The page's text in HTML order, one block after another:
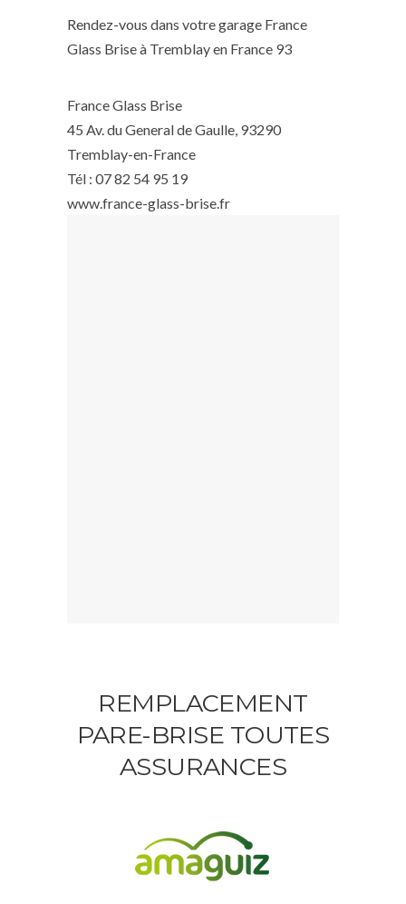
Rendez-vous dans votre garage France
Glass Brise à Tremblay en France 93
France Glass Brise
45 Av. du General de Gaulle, 93290
Tremblay-en-France
Tél : 07 82 54 95 19
www.france-glass-brise.fr
REMPLACEMENT
PARE-BRISE TOUTES
ASSURANCES